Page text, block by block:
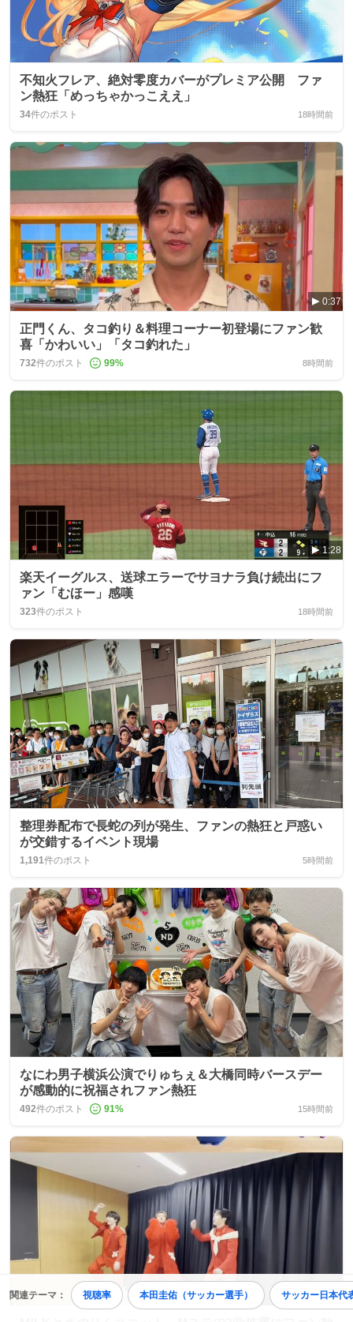
関連テーマ： 視聴率 本田圭佑（サッカー選手） サッカー日本代
不知火フレア、絶対零度カバーがプレミア公開 ファ
ン熱狂「めっちゃかっこええ」
34件のポスト 18時間前
0:37
正門くん、タコ釣り＆料理コーナー初登場にファン歓
喜「かわいい」「タコ釣れた」
732件のポスト 99% 8時間前
1:28
楽天イーグルス、送球エラーでサヨナラ負け続出にフ
ァン「むほー」感嘆
323件のポスト 18時間前
整理券配布で長蛇の列が発生、ファンの熱狂と戸惑い
が交錯するイベント現場
1,191件のポスト 5時間前
なにわ男子横浜公演でりゅちぇ＆大橋同時バースデー
が感動的に祝福されファン熱狂
492件のポスト 91% 15時間前
0:07